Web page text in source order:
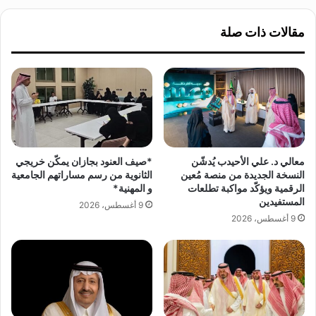
م
ك
ي
ر
ف
ي
ق
م
ن
ص
ر
أ
ا
ن
س
ا
يً
ا
ف
ح
م
ل
ة
ا
ل
مقالات ذات صلة
معالي د. علي الأحيدب يُدشّن
النسخة الجديدة من منصة مُعين
الرقمية ويؤكّد مواكبة تطلعات
المستفيدين
9 أغسطس، 2026
*صيف العنود بجازان يمكّن خريجي
الثانوية من رسم مساراتهم الجامعية
و المهنية*
9 أغسطس، 2026